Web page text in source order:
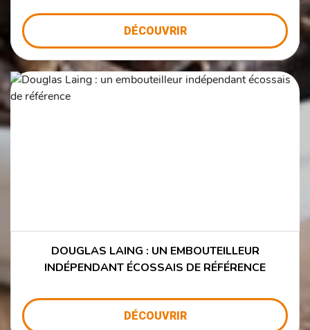
DÉCOUVRIR
DOUGLAS LAING : UN EMBOUTEILLEUR
INDÉPENDANT ÉCOSSAIS DE RÉFÉRENCE
DÉCOUVRIR